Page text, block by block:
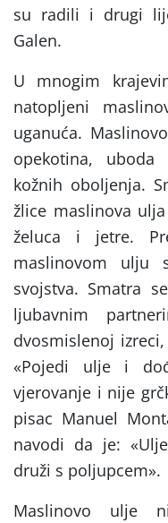
su radili i drugi
Galen.
U mnogim
natopljeni
uganuća.
opekotina,
kožnih oboljenja.
žlice maslinova
želuca i jetre.
maslinovom ulju
svojstva. Smatra
ljubavnim
dvosmislenoj
«Pojedi ulje i
vjerovanje i nije
pisac Manuel
navodi da je:
druži s poljupcem».
Maslinovo ulje